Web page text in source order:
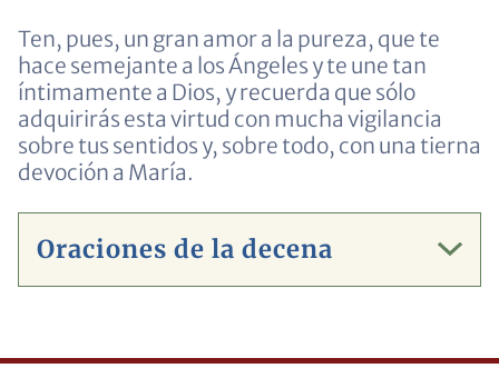
Ten, pues, un gran amor a la pureza, que te
hace semejante a los Ángeles y te une tan
íntimamente a Dios, y recuerda que sólo
adquirirás esta virtud con mucha vigilancia
sobre tus sentidos y, sobre todo, con una tierna
devoción a María.
Oraciones de la decena